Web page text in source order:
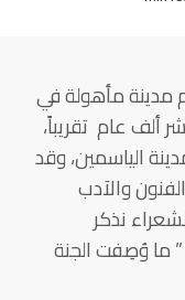
مأهولة في
ألف عام تقريباً،
الياسمين، وقد
والآدب
نذكر
ما وُصِفت الجنة